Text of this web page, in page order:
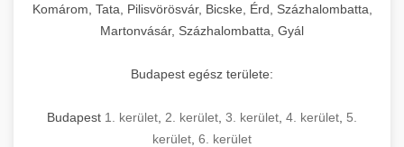
Komárom, Tata, Pilisvörösvár, Bicske, Érd, Százhalombatta,
Martonvásár, Százhalombatta, Gyál
Budapest egész területe:
Budapest 1. kerület 2. kerület 3. kerület 4. kerület 5.
kerület 6. kerület